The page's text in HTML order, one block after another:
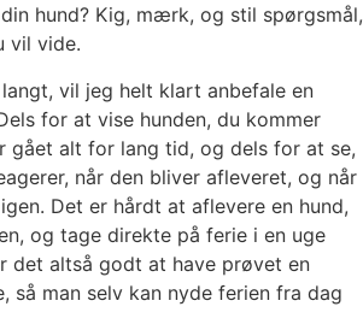
hund? Kig, mærk, og stil spørgsmål,
vil vide.
vil jeg helt klart anbefale en
for at vise hunden, du kommer
gået alt for lang tid, og dels for at se,
når den bliver afleveret, og når
Det er hårdt at aflevere en hund,
og tage direkte på ferie i en uge
det altså godt at have prøvet en
så man selv kan nyde ferien fra dag